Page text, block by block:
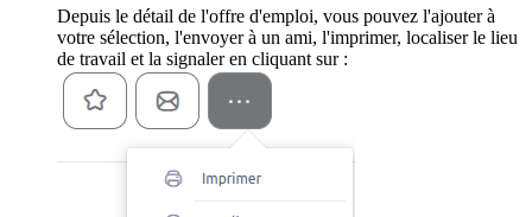
Depuis le détail de l'offre d'emploi, vous pouvez l'ajouter à
votre sélection, l'envoyer à un ami, l'imprimer, localiser le lieu
de travail et la signaler en cliquant sur :